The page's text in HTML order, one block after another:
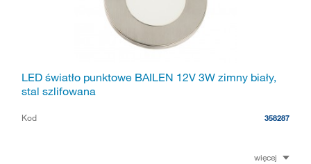
LED światło punktowe BAILEN 12V 3W zimny biały,
stal szlifowana
Kod 358287
więcej